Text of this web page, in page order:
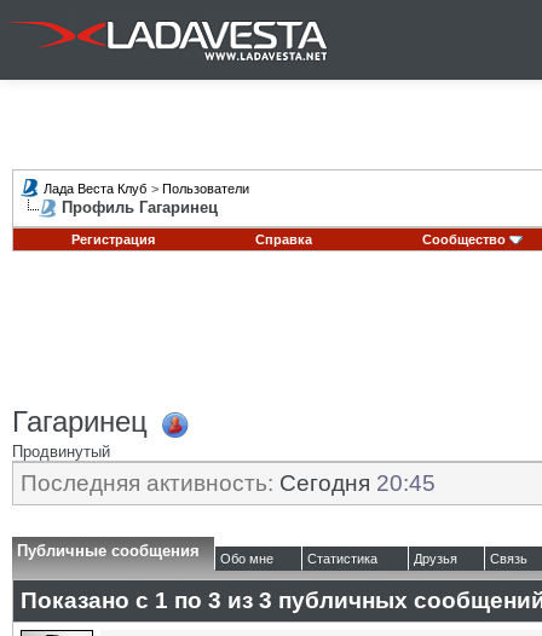
Лада Веста Клуб > Пользователи
Профиль Гагаринец
Регистрация Справка Сообщество
Гагаринец
Продвинутый
Последняя активность: Сегодня 20:45
Публичные сообщения Обо мне Статистика Друзья Связь
Показано с 1 по 3 из 3 публичных